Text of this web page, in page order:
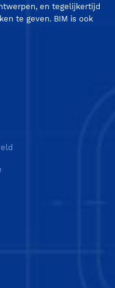
en tegelijkertijd
te geven. BIM is ook